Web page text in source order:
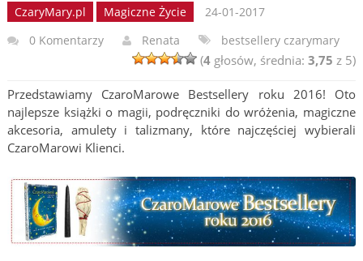
CzaryMary.pl Magiczne Życie
24-01-2017
0 Komentarzy
Renata bestsellery czarymary
(4 głosów, średnia:3,75 z 5)
Przedstawiamy CzaroMarowe Bestsellery roku 2016! Oto
najlepsze książki o magii, podręczniki do wróżenia, magiczne
akcesoria, amulety i talizmany, które najczęściej wybierali
CzaroMarowi Klienci.